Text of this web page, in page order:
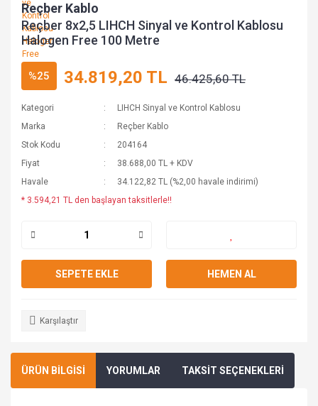
Reçber Kablo
Reçber 8x2,5 LIHCH Sinyal ve Kontrol Kablosu
Halogen Free 100 Metre
%25 34.819,20 TL 46.425,60 TL
Kategori
LIHCH Sinyal ve Kontrol Kablosu
Marka
Reçber Kablo
Stok Kodu
204164
Fiyat
38.688,00 TL + KDV
Havale
34.122,82 TL (%2,00 havale indirimi)
* 3.594,21 TL den başlayan taksitlerle!!
SEPETE EKLE HEMEN AL
Karşılaştır
ÜRÜN BİLGİSİ YORUMLAR TAKSİT SEÇENEKLERİ